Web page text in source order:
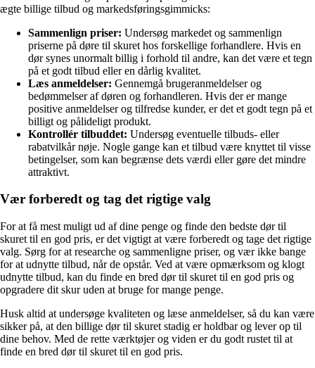
ægte billige tilbud og markedsføringsgimmicks:
Sammenlign priser: Undersøg markedet og sammenlign
priserne på døre til skuret hos forskellige forhandlere. Hvis en
dør synes unormalt billig i forhold til andre, kan det være et tegn
på et godt tilbud eller en dårlig kvalitet.
Læs anmeldelser: Gennemgå brugeranmeldelser og
bedømmelser af døren og forhandleren. Hvis der er mange
positive anmeldelser og tilfredse kunder, er det et godt tegn på et
billigt og pålideligt produkt.
Kontrollér tilbuddet: Undersøg eventuelle tilbuds- eller
rabatvilkår nøje. Nogle gange kan et tilbud være knyttet til visse
betingelser, som kan begrænse dets værdi eller gøre det mindre
attraktivt.
Vær forberedt og tag det rigtige valg
For at få mest muligt ud af dine penge og finde den bedste dør til
skuret til en god pris, er det vigtigt at være forberedt og tage det rigtige
valg. Sørg for at researche og sammenligne priser, og vær ikke bange
for at udnytte tilbud, når de opstår. Ved at være opmærksom og klogt
udnytte tilbud, kan du finde en bred dør til skuret til en god pris og
opgradere dit skur uden at bruge for mange penge.
Husk altid at undersøge kvaliteten og læse anmeldelser, så du kan være
sikker på, at den billige dør til skuret stadig er holdbar og lever op til
dine behov. Med de rette værktøjer og viden er du godt rustet til at
finde en bred dør til skuret til en god pris.